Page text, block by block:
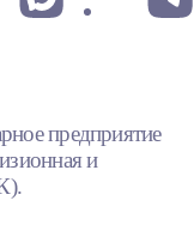
предприятие
и